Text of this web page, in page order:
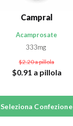
Campral
Acamprosate
333mg
$2.20a pillola
$0.91 a pillola
Seleziona Confezione